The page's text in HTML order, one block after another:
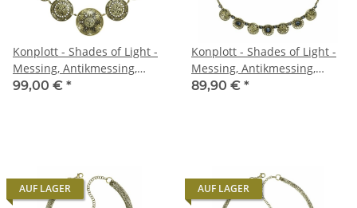
Konplott - Shades of Light -
Messing, Antikmessing,
Halskette
99,00 € *
Konplott - Shades of Light -
Messing, Antikmessing,
Halskette
89,90 € *
AUF LAGER AUF LAGER